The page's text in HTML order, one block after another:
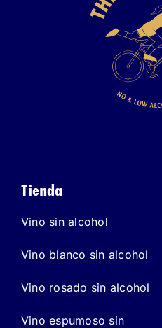
Tienda
Vino sin alcohol
Vino blanco sin alcohol
Vino rosado sin alcohol
Vino espumoso sin